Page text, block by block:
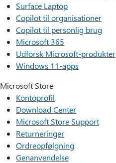
Surface Laptop
Copilot til organisationer
Copilot til personlig brug
Microsoft 365
Udforsk Microsoft-produkter
Windows 11-apps
Microsoft Store
Kontoprofil
Download Center
Microsoft Store Support
Returneringer
Ordreopfølgning
Genanvendelse